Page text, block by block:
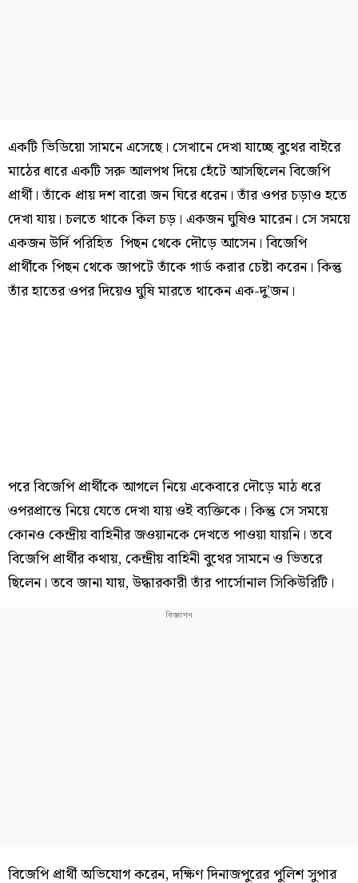
একটি ভিডিয়ো সামনে এসেছে। সেখানে দেখা যাচ্ছে বুথের বাইরে
মাঠের ধারে একটি সরু আলপথ দিয়ে হেঁটে আসছিলেন বিজেপি
প্রার্থী। তাঁকে প্রায় দশ বারো জন ঘিরে ধরেন। তাঁর ওপর চড়াও হতে
দেখা যায়। চলতে থাকে কিল চড়। একজন ঘুষিও মারেন। সে সময়ে
একজন উর্দি পরিহিত পিছন থেকে দৌড়ে আসেন। বিজেপি
প্রার্থীকে পিছন থেকে জাপটে তাঁকে গার্ড করার চেষ্টা করেন। কিন্তু
তাঁর হাতের ওপর দিয়েও ঘুষি মারতে থাকেন এক-দু’জন।
পরে বিজেপি প্রার্থীকে আগলে নিয়ে একেবারে দৌড়ে মাঠ ধরে
ওপরপ্রান্তে নিয়ে যেতে দেখা যায় ওই ব্যক্তিকে। কিন্তু সে সময়ে
কোনও কেন্দ্রীয় বাহিনীর জওয়ানকে দেখতে পাওয়া যায়নি। তবে
বিজেপি প্রার্থীর কথায়, কেন্দ্রীয় বাহিনী বুথের সামনে ও ভিতরে
ছিলেন। তবে জানা যায়, উদ্ধারকারী তাঁর পার্সোনাল সিকিউরিটি।
বিজেপি প্রার্থী অভিযোগ করেন, দক্ষিণ দিনাজপুরের পুলিশ সুপার